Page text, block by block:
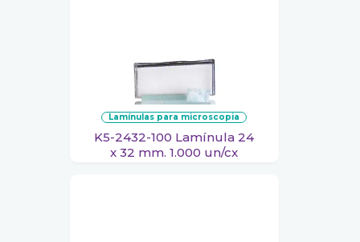
lamínulas para microscopia
K5-2432-100 Lamínula 24
x 32 mm. 1.000 un/cx